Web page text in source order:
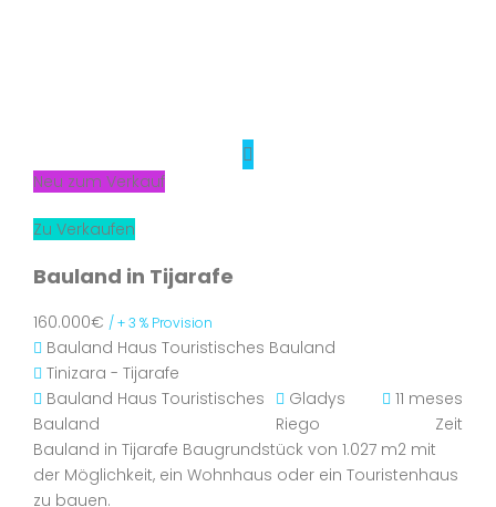
Neu zum Verkauf
Zu Verkaufen
Bauland in Tijarafe
160.000€ / + 3 % Provision
Bauland Haus Touristisches Bauland
Tinizara - Tijarafe
Bauland Haus Touristisches
Bauland
Gladys
Riego
11 meses
Zeit
Bauland in Tijarafe Baugrundstück von 1.027 m2 mit
der Möglichkeit, ein Wohnhaus oder ein Touristenhaus
zu bauen.